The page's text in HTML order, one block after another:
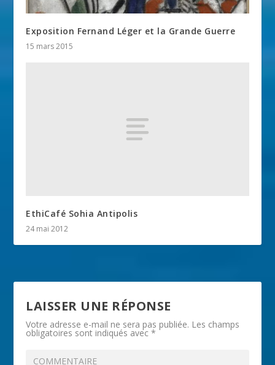
Exposition Fernand Léger et la Grande Guerre
15 mars 2015
EthiCafé Sohia Antipolis
24 mai 2012
LAISSER UNE RÉPONSE
Votre adresse e-mail ne sera pas publiée. Les champs
obligatoires sont indiqués avec*